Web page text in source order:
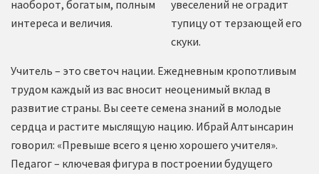
наоборот, богатым, полным
интереса и величия.
увеселений не оградит
тупицу от терзающей его
скуки.
Учитель – это светоч нации. Ежедневным кропотливым
трудом каждый из вас вносит неоценимый вклад в
развитие страны. Вы сеете семена знаний в молодые
сердца и растите мыслящую нацию. Ибрай Алтынсарин
говорил: «Превыше всего я ценю хорошего учителя».
Педагог – ключевая фигура в построении будущего